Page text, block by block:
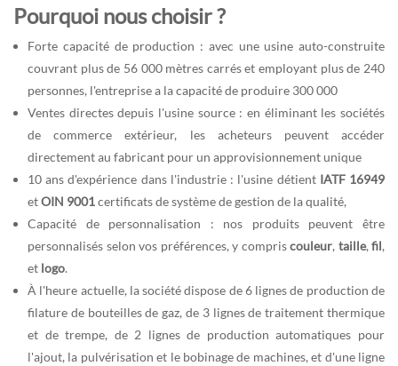
Pourquoi nous choisir ?
Forte capacité de production : avec une usine auto-construite
couvrant plus de 56 000 mètres carrés et employant plus de 240
personnes, l'entreprise a la capacité de produire 300 000
Ventes directes depuis l'usine source : en éliminant les sociétés
de commerce extérieur, les acheteurs peuvent accéder
directement au fabricant pour un approvisionnement unique
10 ans d'expérience dans l'industrie : l'usine détientIATF 16949
etOIN 9001certificats de système de gestion de la qualité,
Capacité de personnalisation : nos produits peuvent être
personnalisés selon vos préférences, y compriscouleur, taille, fil,
et logo.
À l'heure actuelle, la société dispose de 6 lignes de production de
filature de bouteilles de gaz, de 3 lignes de traitement thermique
et de trempe, de 2 lignes de production automatiques pour
l'ajout, la pulvérisation et le bobinage de machines, et d'une ligne